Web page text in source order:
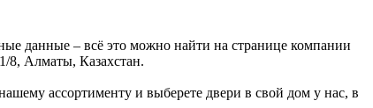
данные – всё это можно найти на странице компании
8, Алматы, Казахстан.
ассортименту и выберете двери в свой дом у нас, в